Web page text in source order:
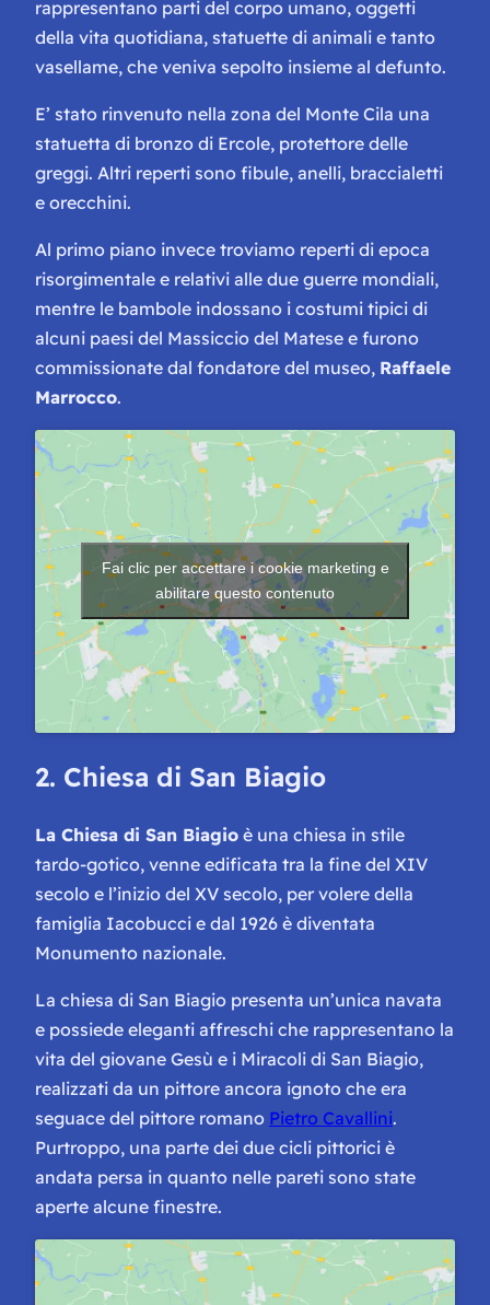
rappresentano parti del corpo umano, oggetti
della vita quotidiana, statuette di animali e tanto
vasellame, che veniva sepolto insieme al defunto.
E’ stato rinvenuto nella zona del Monte Cila una
statuetta di bronzo di Ercole, protettore delle
greggi. Altri reperti sono fibule, anelli, braccialetti
e orecchini.
Al primo piano invece troviamo reperti di epoca
risorgimentale e relativi alle due guerre mondiali,
mentre le bambole indossano i costumi tipici di
alcuni paesi del Massiccio del Matese e furono
commissionate dal fondatore del museo, Raffaele
Marrocco.
Fai clic per accettare i cookie marketing e
abilitare questo contenuto
2. Chiesa di San Biagio
La Chiesa di San Biagio è una chiesa in stile
tardo-gotico, venne edificata tra la fine del XIV
secolo e l’inizio del XV secolo, per volere della
famiglia Iacobucci e dal 1926 è diventata
Monumento nazionale.
La chiesa di San Biagio presenta un’unica navata
e possiede eleganti affreschi che rappresentano la
vita del giovane Gesù e i Miracoli di San Biagio,
realizzati da un pittore ancora ignoto che era
seguace del pittore romano Pietro Cavallini.
Purtroppo, una parte dei due cicli pittorici è
andata persa in quanto nelle pareti sono state
aperte alcune finestre.